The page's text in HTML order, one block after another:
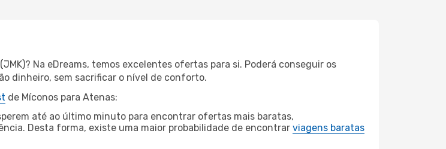
Na eDreams, temos excelentes ofertas para si. Poderá conseguir os
dinheiro, sem sacrificar o nível de conforto.
de Míconos para Atenas:
até ao último minuto para encontrar ofertas mais baratas,
Desta forma, existe uma maior probabilidade de encontrar viagens baratas